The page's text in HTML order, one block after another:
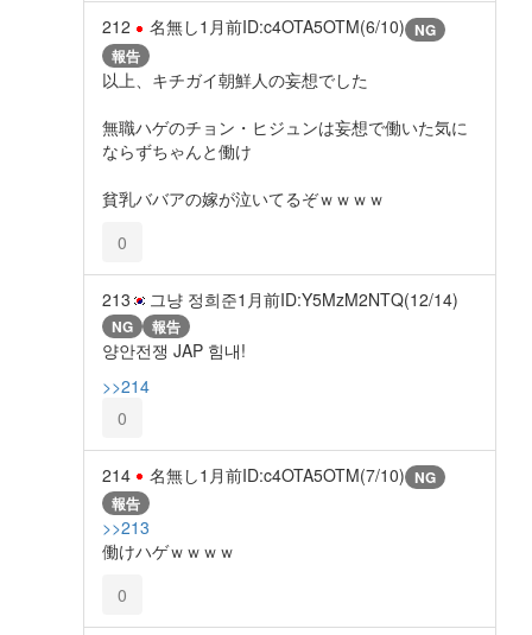
212 名無し1月前ID:c4OTA5OTM(6/10) NG
報告
以上、キチガイ朝鮮人の妄想でした
無職ハゲのチョン・ヒジュンは妄想で働いた気に
ならずちゃんと働け
貧乳ババアの嫁が泣いてるぞｗｗｗｗ
0
213 그냥 정희준1月前ID:Y5MzM2NTQ(12/14)
NG 報告
양안전쟁 JAP 힘내!
>>214
0
214 名無し1月前ID:c4OTA5OTM(7/10) NG
報告
>>213
働けハゲｗｗｗｗ
0